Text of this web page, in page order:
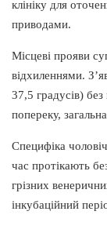
клініку для
приводами.
Місцеві прояви
відхиленнями.
37,5 градусів)
попереку,
Специфіка
час протікають
грізних
інкубаційний